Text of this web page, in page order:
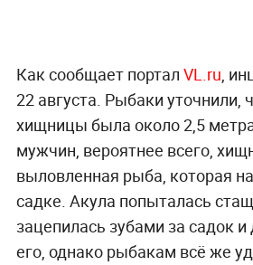
Как сообщает портал VL.ru,
22 августа. Рыбаки уточнили,
хищницы была около 2,5
мужчин, вероятнее всего,
выловленная рыба, которая
садке. Акула попыталась
зацепилась зубами за садок
его, однако рыбакам всё же